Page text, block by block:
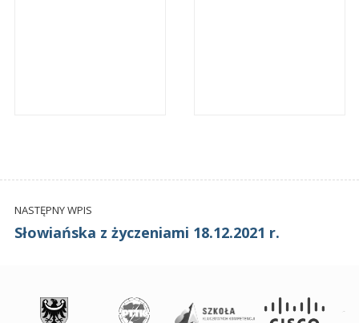
NASTĘPNY WPIS
Słowiańska z życzeniami 18.12.2021 r.